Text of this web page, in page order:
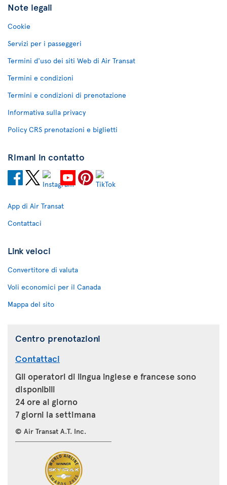
Note legali
Cookie
Servizi per i passeggeri
Termini d'uso dei siti Web di Air Transat
Termini e condizioni
Termini e condizioni di prenotazione
Informativa sulla privacy
Policy CRS prenotazioni e biglietti
Rimani in contatto
App di Air Transat
Contattaci
Link veloci
Convertitore di valuta
Voli economici per il Canada
Mappa del sito
Centro prenotazioni
Contattaci
Gli operatori di lingua inglese e francese sono
disponibili
24 ore al giorno
7 giorni la settimana
© Air Transat A.T. Inc.